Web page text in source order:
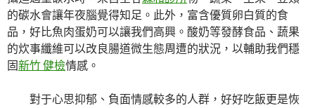
的碳水會讓年夜腦覺得知足。此外，富含優質卵白質的食
品，好比魚肉蛋奶可以讓我們高興。酸奶等發酵食品、蔬果
的炊事纖維可以改良腸道微生態周遭的狀況，以輔助我們穩
固新竹 健檢情感。
對于心思抑郁、負面情感較多的人群，好好吃飯更是恢